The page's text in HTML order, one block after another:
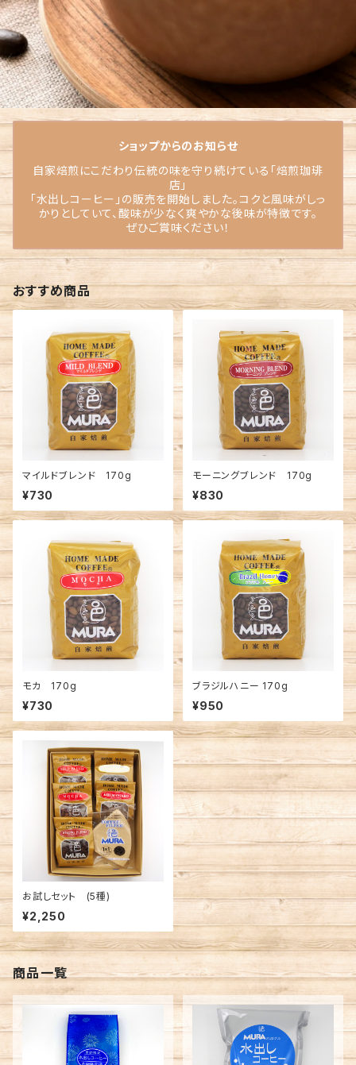
ショップからのお知らせ
自家焙煎にこだわり伝統の味を守り続けている「焙煎珈琲
店」
「水出しコーヒー」の販売を開始しました。コクと風味がしっ
かりとしていて、酸味が少なく爽やかな後味が特徴です。
ぜひご賞味ください！
おすすめ商品
マイルドブレンド 170g
¥730
モーニングブレンド 170g
¥830
モカ 170g
¥730
ブラジルハニー 170g
¥950
お試しセット (5種)
¥2,250
商品一覧